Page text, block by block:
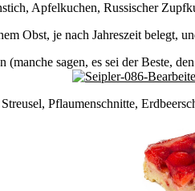
Apfelkuchen, Russischer
Obst, je nach Jahreszeit belegt,
(manche sagen, es sei der Beste,
Pflaumenschnitte,